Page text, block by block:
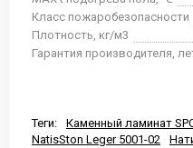
Класс пожаробезопасности
Плотность, кг/м3
Гарантия производителя,
Теги:
Каменный ламинат
NatisSton Leger 5001-02